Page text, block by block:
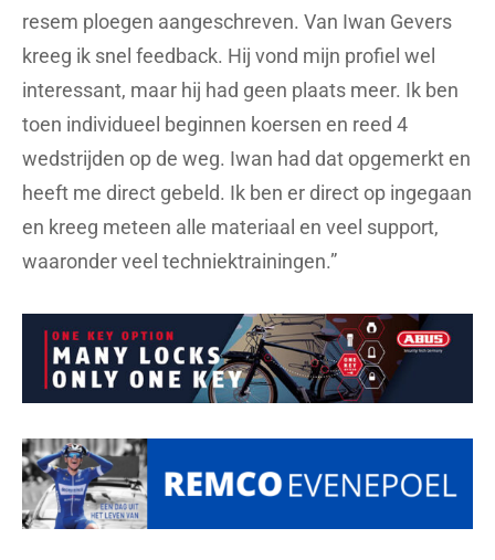
resem ploegen aangeschreven. Van Iwan Gevers
kreeg ik snel feedback. Hij vond mijn profiel wel
interessant, maar hij had geen plaats meer. Ik ben
toen individueel beginnen koersen en reed 4
wedstrijden op de weg. Iwan had dat opgemerkt en
heeft me direct gebeld. Ik ben er direct op ingegaan
en kreeg meteen alle materiaal en veel support,
waaronder veel techniektrainingen.”